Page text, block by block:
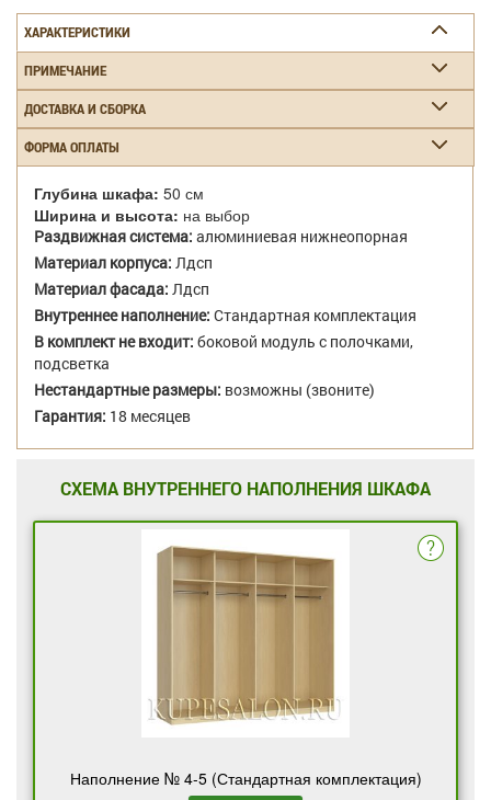
ХАРАКТЕРИСТИКИ
ПРИМЕЧАНИЕ
ДОСТАВКА И СБОРКА
ФОРМА ОПЛАТЫ
Глубина шкафа: 50 см
Ширина и высота: на выбор
Раздвижная система: алюминиевая нижнеопорная
Материал корпуса: Лдсп
Материал фасада: Лдсп
Внутреннее наполнение: Стандартная комплектация
В комплект не входит: боковой модуль с полочками,
подсветка
Нестандартные размеры: возможны (звоните)
Гарантия: 18 месяцев
СХЕМА ВНУТРЕННЕГО НАПОЛНЕНИЯ ШКАФА
Наполнение № 4-5 (Стандартная комплектация)